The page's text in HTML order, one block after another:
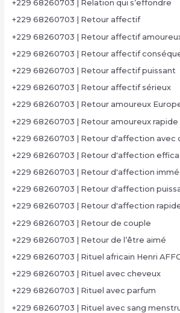
+229 68260703 | Relation qui s’effondre
+229 68260703 | Retour affectif
+229 68260703 | Retour affectif
+229 68260703 | Retour affectif
+229 68260703 | Retour affectif puissant
+229 68260703 | Retour affectif sérieux
+229 68260703 | Retour amoureux
+229 68260703 | Retour amoureux rapide
+229 68260703 | Retour d'affection avec
+229 68260703 | Retour d'affection
+229 68260703 | Retour d'affection
+229 68260703 | Retour d'affection
+229 68260703 | Retour d'affection
+229 68260703 | Retour de couple
+229 68260703 | Retour de l’être aimé
+229 68260703 | Rituel africain Henri
+229 68260703 | Rituel avec cheveux
+229 68260703 | Rituel avec parfum
+229 68260703 | Rituel avec sang